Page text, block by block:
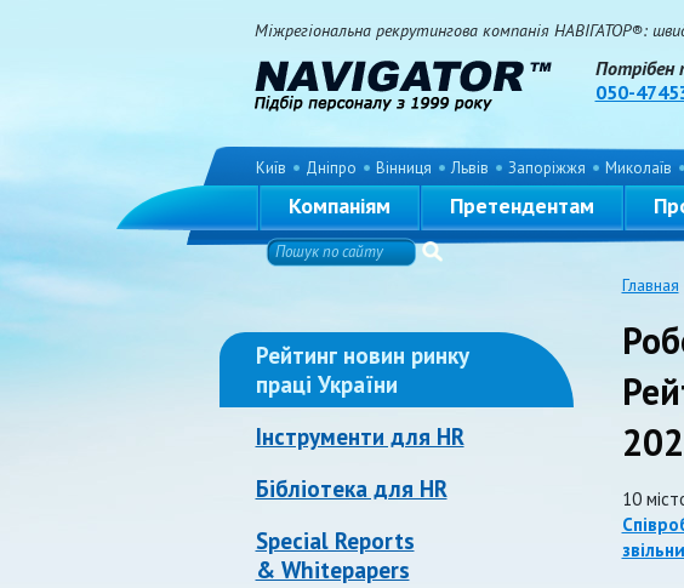
Міжрегіональна рекрутингова компанія НАВІГАТОР®:
Потрібен
050-
Київ Дніпро Вінниця Львів Запоріжжя Миколаїв
Компаніям Претендентам
Главная
Рейтинг новин ринку
праці України
Інструменти для HR
Бібліотека для HR
Special Reports
& Whitepapers
10